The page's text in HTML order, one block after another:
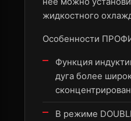
жидкостного
Особенности
Функция
дуга более
В режиме